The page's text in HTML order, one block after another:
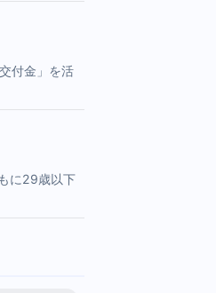
付金」を活
に29歳以下